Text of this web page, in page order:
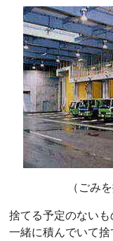
（ごみ
捨てる予定のない
一緒に積んでいて